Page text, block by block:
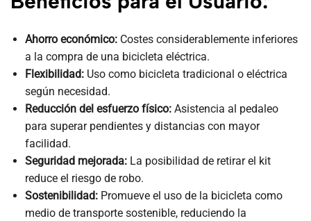
Ahorro económico:Costes considerablemente inferiores
a la compra de una bicicleta eléctrica.
Flexibilidad:Uso como bicicleta tradicional o eléctrica
según necesidad.
Reducción del esfuerzo físico:Asistencia al pedaleo
para superar pendientes y distancias con mayor
facilidad.
Seguridad mejorada:La posibilidad de retirar el kit
reduce el riesgo de robo.
Sostenibilidad:Promueve el uso de la bicicleta como
medio de transporte sostenible, reduciendo la